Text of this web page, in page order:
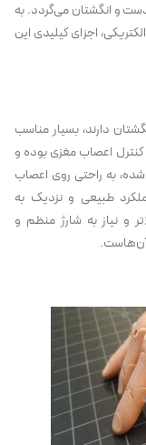
و انگشتان می‌گردد. به
اجزای کیلیدی این
دارند، بسیار مناسب
اعصاب مغزی بوده و
به راحتی روی اعصاب
طبیعی و نزدیک به
و نیاز به شارژ منظم و